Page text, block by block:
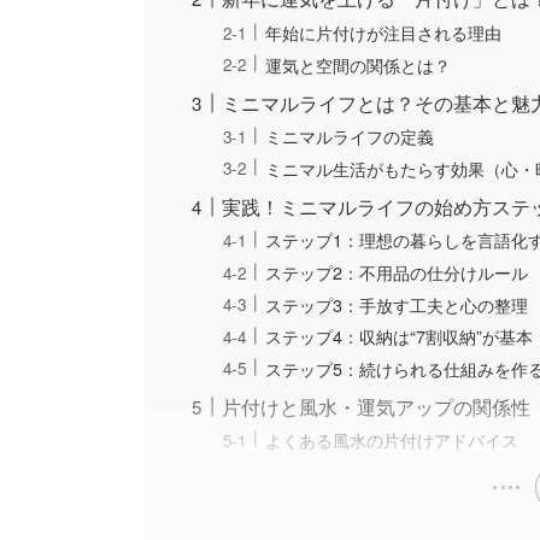
年始に片付けが注目される理由
運気と空間の関係とは？
ミニマルライフとは？その基本と魅
ミニマルライフの定義
ミニマル生活がもたらす効果（心
実践！ミニマルライフの始め方ステ
ステップ1：理想の暮らしを言語化
ステップ2：不用品の仕分けルール
ステップ3：手放す工夫と心の整理
ステップ4：収納は“7割収納”が基本
ステップ5：続けられる仕組みを作
片付けと風水・運気アップの関係性
よくある風水の片付けアドバイス